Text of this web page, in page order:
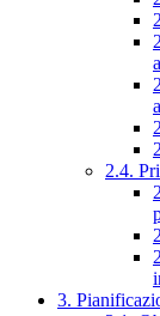
2.4.
3.